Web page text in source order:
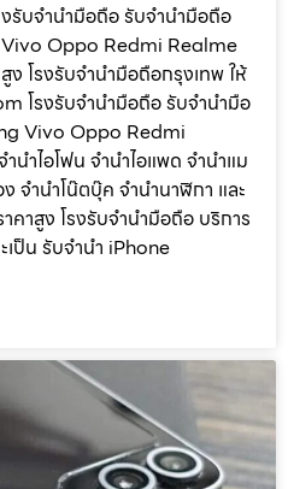
รับจำนำมือถือ รับจำนำมือถือ
Oppo Redmi Realme
ง โรงรับจำนำมือถือกรุงเทพ ให้
โรงรับจำนำมือถือ รับจำนำมือ
Vivo Oppo Redmi
นำไอโฟน จำนำไอแพด จำนำแม
จำนำโน๊ตบุ๊ค จำนำนาฬิกา และ
คาสูง โรงรับจำนำมือถือ บริการ
ป็น รับจำนำ iPhone